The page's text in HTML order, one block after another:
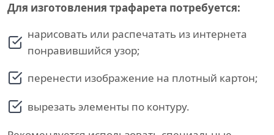
Для изготовления трафарета потребуется:
нарисовать или распечатать из интернета
понравившийся узор;
перенести изображение на плотный картон;
вырезать элементы по контуру.